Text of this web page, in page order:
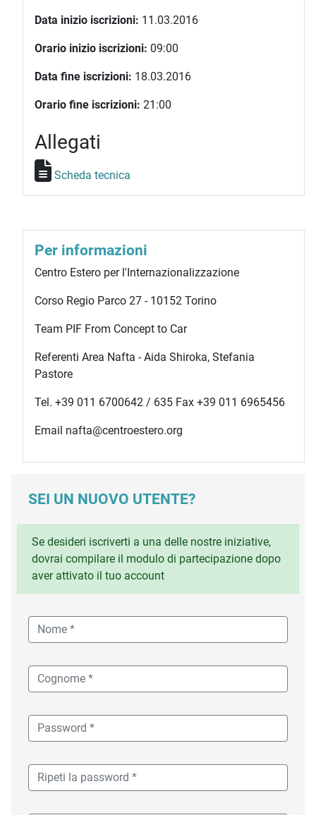
Data inizio iscrizioni: 11.03.2016
Orario inizio iscrizioni: 09:00
Data fine iscrizioni: 18.03.2016
Orario fine iscrizioni: 21:00
Allegati
Scheda tecnica
Per informazioni
Centro Estero per l'Internazionalizzazione
Corso Regio Parco 27 - 10152 Torino
Team PIF From Concept to Car
Referenti Area Nafta - Aida Shiroka, Stefania
Pastore
Tel. +39 011 6700642 / 635 Fax +39 011 6965456
Email nafta@centroestero.org
SEI UN NUOVO UTENTE?
Se desideri iscriverti a una delle nostre iniziative,
dovrai compilare il modulo di partecipazione dopo
aver attivato il tuo account